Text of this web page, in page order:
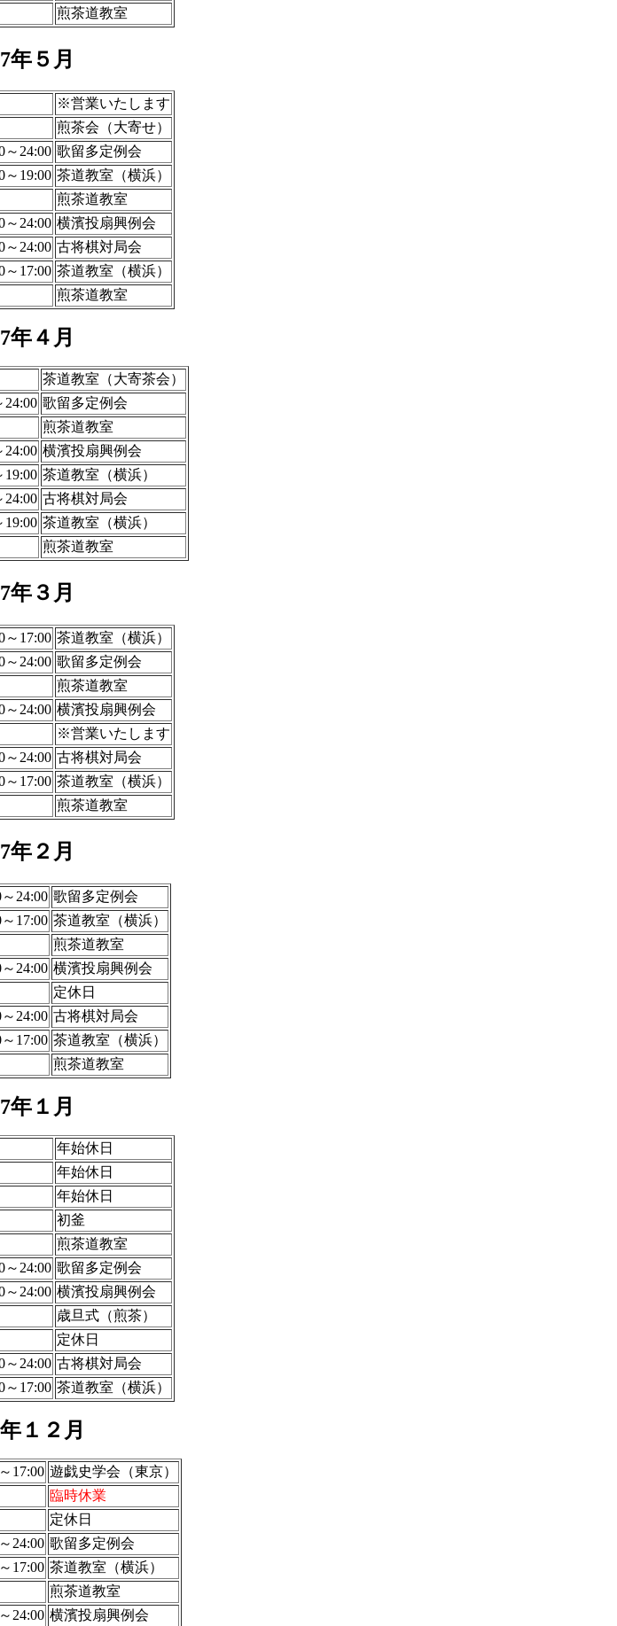
煎茶道教室
年５月
※営業いたします
煎茶会（大寄せ）
～24:00 歌留多定例会
～19:00 茶道教室（横浜）
煎茶道教室
～24:00 横濱投扇興例会
～24:00 古将棋対局会
～17:00 茶道教室（横浜）
煎茶道教室
年４月
茶道教室（大寄茶会）
24:00 歌留多定例会
煎茶道教室
24:00 横濱投扇興例会
19:00 茶道教室（横浜）
24:00 古将棋対局会
19:00 茶道教室（横浜）
煎茶道教室
年３月
～17:00 茶道教室（横浜）
～24:00 歌留多定例会
煎茶道教室
～24:00 横濱投扇興例会
※営業いたします
～24:00 古将棋対局会
～17:00 茶道教室（横浜）
煎茶道教室
年２月
24:00 歌留多定例会
17:00 茶道教室（横浜）
煎茶道教室
24:00 横濱投扇興例会
定休日
24:00 古将棋対局会
17:00 茶道教室（横浜）
煎茶道教室
年１月
年始休日
年始休日
年始休日
初釜
煎茶道教室
～24:00 歌留多定例会
～24:00 横濱投扇興例会
歳旦式（煎茶）
定休日
～24:00 古将棋対局会
～17:00 茶道教室（横浜）
１２月
17:00 遊戯史学会（東京）
臨時休業
定休日
24:00 歌留多定例会
17:00 茶道教室（横浜）
煎茶道教室
24:00 横濱投扇興例会